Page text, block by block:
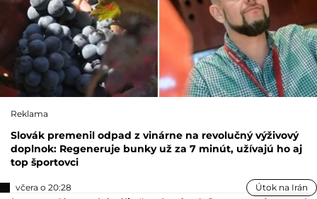
Reklama
Slovák premenil odpad z vinárne na revolučný výživový
doplnok: Regeneruje bunky už za 7 minút, užívajú ho aj
top športovci
včera o 20:28 Útok na Irán